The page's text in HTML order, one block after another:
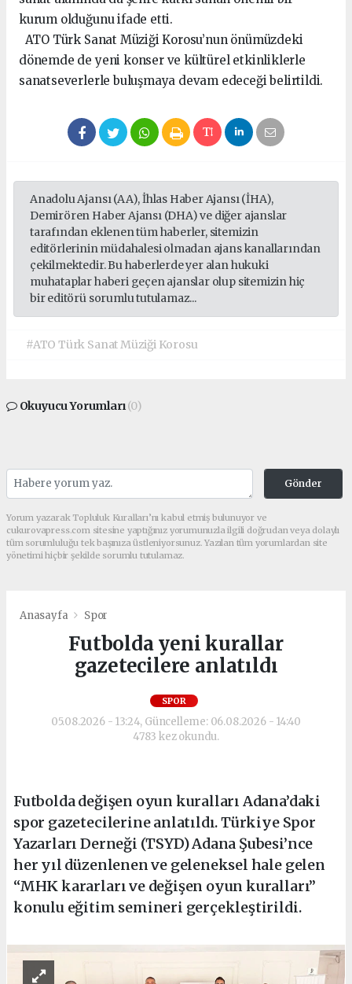
kurum olduğunu ifade etti.
ATO Türk Sanat Müziği Korosu’nun önümüzdeki
dönemde de yeni konser ve kültürel etkinliklerle
sanatseverlerle buluşmaya devam edeceği belirtildi.
Anadolu Ajansı (AA), İhlas Haber Ajansı (İHA),
Demirören Haber Ajansı (DHA) ve diğer ajanslar
tarafından eklenen tüm haberler, sitemizin
editörlerinin müdahalesi olmadan ajans kanallarından
çekilmektedir. Bu haberlerde yer alan hukuki
muhataplar haberi geçen ajanslar olup sitemizin hiç
bir editörü sorumlu tutulamaz...
#ATO Türk Sanat Müziği Korosu
Okuyucu Yorumları(0)
Gönder
Yorum yazarak Topluluk Kuralları’nı kabul etmiş bulunuyor ve
cukurovapress.com sitesine yaptığınız yorumunuzla ilgili doğrudan veya dolaylı
tüm sorumluluğu tek başınıza üstleniyorsunuz. Yazılan tüm yorumlardan site
yönetimi hiçbir şekilde sorumlu tutulamaz.
Anasayfa Spor
Futbolda yeni kurallar
gazetecilere anlatıldı
SPOR
05.08.2026 - 13:24, Güncelleme: 06.08.2026 - 14:40
4783 kez okundu.
Futbolda değişen oyun kuralları Adana’daki
spor gazetecilerine anlatıldı. Türkiye Spor
Yazarları Derneği (TSYD) Adana Şubesi’nce
her yıl düzenlenen ve geleneksel hale gelen
“MHK kararları ve değişen oyun kuralları”
konulu eğitim semineri gerçekleştirildi.